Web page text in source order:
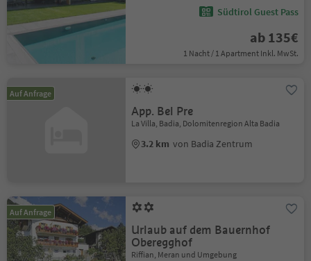
Südtirol Guest Pass
ab 135€
1 Nacht / 1 Apartment Inkl. MwSt.
Auf Anfrage
App. Bel Pre
La Villa, Badia, Dolomitenregion Alta Badia
3.2 km von Badia Zentrum
Auf Anfrage
Urlaub auf dem Bauernhof
Oberegghof
Riffian, Meran und Umgebung